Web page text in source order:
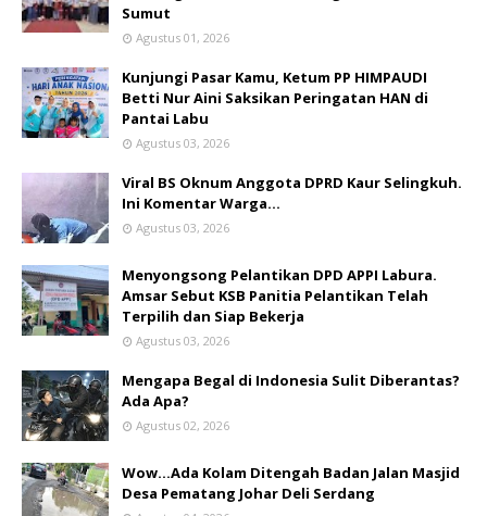
Sumut
Agustus 01, 2026
Kunjungi Pasar Kamu, Ketum PP HIMPAUDI
Betti Nur Aini Saksikan Peringatan HAN di
Pantai Labu
Agustus 03, 2026
Viral BS Oknum Anggota DPRD Kaur Selingkuh.
Ini Komentar Warga…
Agustus 03, 2026
Menyongsong Pelantikan DPD APPI Labura.
Amsar Sebut KSB Panitia Pelantikan Telah
Terpilih dan Siap Bekerja
Agustus 03, 2026
Mengapa Begal di Indonesia Sulit Diberantas?
Ada Apa?
Agustus 02, 2026
Wow...Ada Kolam Ditengah Badan Jalan Masjid
Desa Pematang Johar Deli Serdang